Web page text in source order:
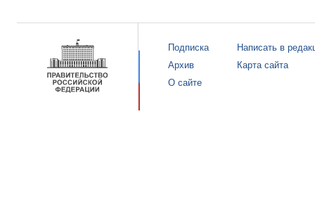
Подписка
Архив
О сайте
Написать в
Карта сайта